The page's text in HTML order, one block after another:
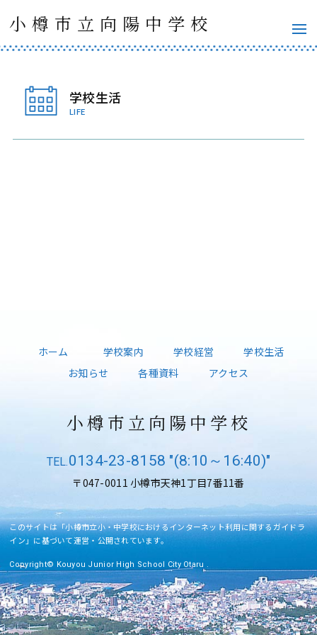
小樽市立向陽中学校
学校生活
LIFE
ホーム 学校案内 学校経営
学校生活
お知らせ
各種資料 アクセス
小樽市立向陽中学校
0134-23-8158 "(8:10～16:40)"
〒047-0011 小樽市天神1丁目7番11番
このサイトは「小樽市立小・中学校におけるインターネット利用に関するガイドラ
イン」に基づいて運営・公開されています。
Copyright© Kouyou Junior High School City Otaru .